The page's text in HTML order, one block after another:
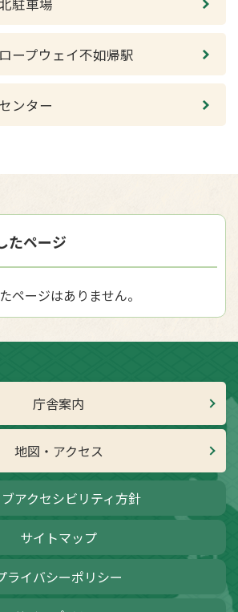
駐車場
ープウェイ不如帰駅
ンター
たページ
ページはありません。
庁舎案内
地図・アクセス
アクセシビリティ方針
サイトマップ
ライバシーポリシー